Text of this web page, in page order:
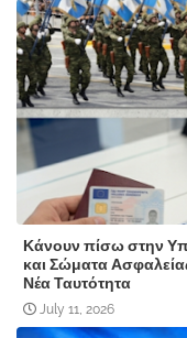
Κάνουν πίσω στην
και Σώματα
Νέα Ταυτότητα
July 11, 2026